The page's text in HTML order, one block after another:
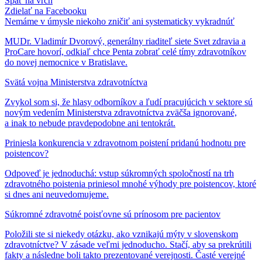
Zdielať na Facebooku
Nemáme v úmysle niekoho zničiť ani systematicky vykradnúť
MUDr. Vladimír Dvorový, generálny riaditeľ siete Svet zdravia a
ProCare hovorí, odkiaľ chce Penta zobrať celé tímy zdravotníkov
do novej nemocnice v Bratislave.
Svätá vojna Ministerstva zdravotníctva
Zvykol som si, že hlasy odborníkov a ľudí pracujúcich v sektore sú
novým vedením Ministerstva zdravotníctva zväčša ignorované,
a inak to nebude pravdepodobne ani tentokrát.
Priniesla konkurencia v zdravotnom poistení pridanú hodnotu pre
poistencov?
Odpoveď je jednoduchá: vstup súkromných spoločností na trh
zdravotného poistenia priniesol mnohé výhody pre poistencov, ktoré
si dnes ani neuvedomujeme.
Súkromné zdravotné poisťovne sú prínosom pre pacientov
Položili ste si niekedy otázku, ako vznikajú mýty v slovenskom
zdravotníctve? V zásade veľmi jednoducho. Stačí, aby sa prekrútili
fakty a následne boli takto prezentované verejnosti. Časté verejné